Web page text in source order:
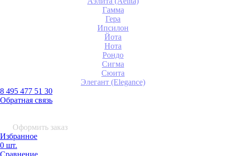
Гамма
Гера
Ипсилон
Йота
Нота
Рондо
Сигма
Сюита
Элегант (Elegance)
8 495 477 51 30
Обратная связь
Оформить заказ
Избранное
0 шт.
Сравнение